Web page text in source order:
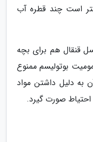
است چند قطره آب
قنقال هم برای بچه
بوتولیسم ممنوع
به دلیل داشتن مواد
احتیاط صورت گیرد.